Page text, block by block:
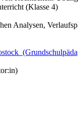
(Klasse 4)
Analysen,